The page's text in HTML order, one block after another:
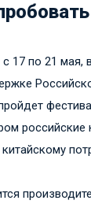
17 по 21 мая,
российские